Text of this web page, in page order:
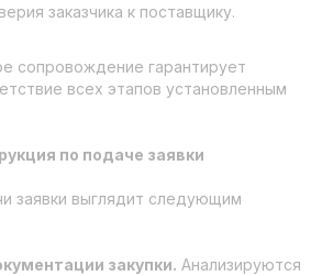
заказчика к поставщику.
сопровождение гарантирует
всех этапов установленным
по подаче заявки
заявки выглядит следующим
закупки. Анализируются